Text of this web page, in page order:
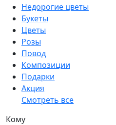
Недорогие цветы
Букеты
Цветы
Розы
Повод
Композиции
Подарки
Акция
Смотреть все
Кому